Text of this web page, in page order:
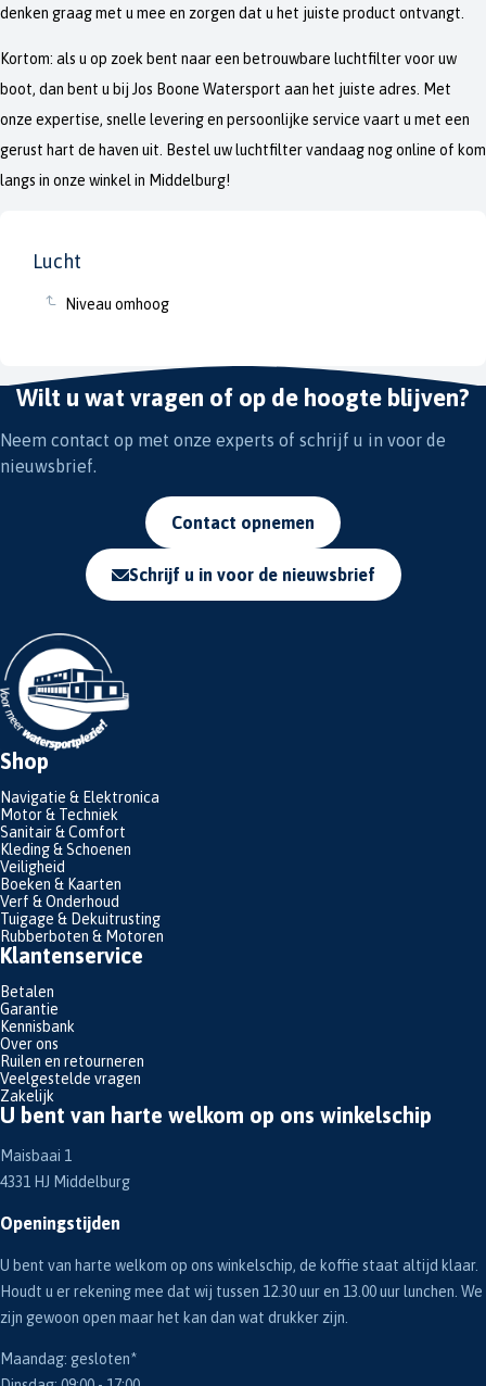
Lucht
Niveau omhoog
denken graag met u mee en zorgen dat u het juiste product ontvangt.
Kortom: als u op zoek bent naar een betrouwbare luchtfilter voor uw
boot, dan bent u bij Jos Boone Watersport aan het juiste adres. Met
onze expertise, snelle levering en persoonlijke service vaart u met een
gerust hart de haven uit. Bestel uw luchtfilter vandaag nog online of kom
langs in onze winkel in Middelburg!
Wilt u wat vragen of op de hoogte blijven?
Neem contact op met onze experts of schrijf u in voor de
nieuwsbrief.
Contact opnemen
Schrijf u in voor de nieuwsbrief
Shop
Navigatie & Elektronica
Motor & Techniek
Sanitair & Comfort
Kleding & Schoenen
Veiligheid
Boeken & Kaarten
Verf & Onderhoud
Tuigage & Dekuitrusting
Rubberboten & Motoren
Klantenservice
Betalen
Garantie
Kennisbank
Over ons
Ruilen en retourneren
Veelgestelde vragen
Zakelijk
U bent van harte welkom op ons winkelschip
Maisbaai 1
4331 HJ Middelburg
Openingstijden
U bent van harte welkom op ons winkelschip, de koffie staat altijd klaar.
Houdt u er rekening mee dat wij tussen 12.30 uur en 13.00 uur lunchen. We
zijn gewoon open maar het kan dan wat drukker zijn.
Maandag: gesloten*